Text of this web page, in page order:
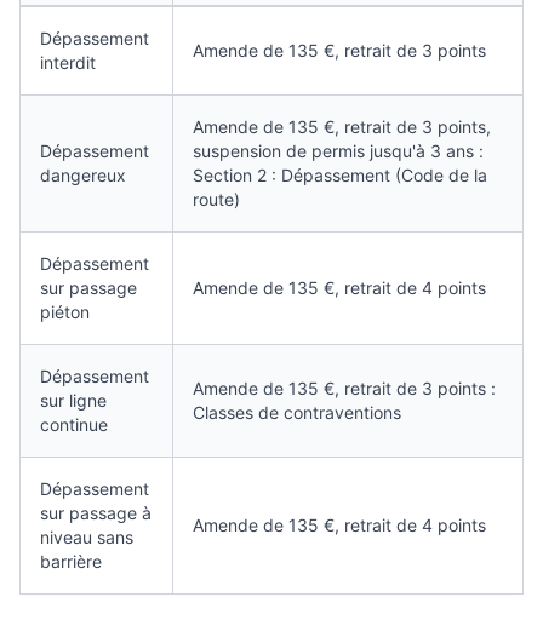
Dépassement
interdit
Amende de 135 €, retrait de 3 points
Dépassement
dangereux
Amende de 135 €, retrait de 3 points,
suspension de permis jusqu'à 3 ans :
Section 2 : Dépassement (Code de la
route)
Dépassement
sur passage
piéton
Amende de 135 €, retrait de 4 points
Dépassement
sur ligne
continue
Amende de 135 €, retrait de 3 points :
Classes de contraventions
Dépassement
sur passage à
niveau sans
barrière
Amende de 135 €, retrait de 4 points